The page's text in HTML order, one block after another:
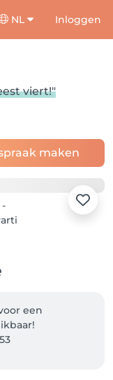
NL Inloggen
viert!"
maken
een